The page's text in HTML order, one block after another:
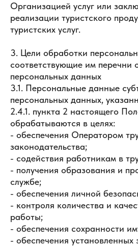
Организацией услуг или
реализации туристского
туристских услуг.
3. Цели обработки
соответствующие им перечни
персональных данных
3.1. Персональные данные
персональных данных,
2.4.1. пункта 2 настоящего
обрабатываются в целях:
- обеспечения Оператором
законодательства;
- содействия работникам в
- получения образования и
службе;
- обеспечения личной
- контроля количества и
работы;
- обеспечения сохранности
- обеспечения установленных